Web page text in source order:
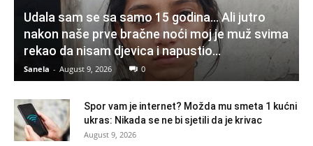
Udala sam se sa samo 15 godina… Ali jutro
nakon naše prve bračne noći moj je muž svima
rekao da nisam djevica i napustio...
Sanela - August 9, 2026 0
Spor vam je internet? Možda mu smeta 1 kućni
ukras: Nikada se ne bi sjetili da je krivac
August 9, 2026